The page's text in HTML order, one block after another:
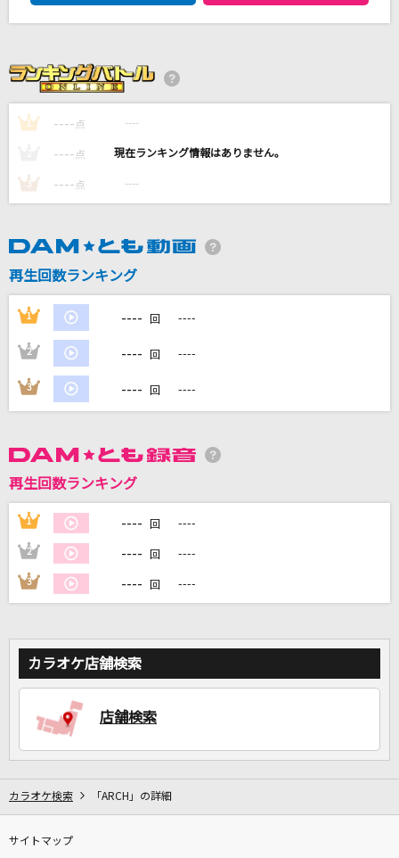
Mrs. GREEN APPLE
[生音]あばよ さよなら
flos
米津玄師
カラオケ最新情報をチェック！
1 ---- 点 ----
---- 点 ----
3 ---- 点 ----
再生回数ランキング
1 ---- 回 ----
2 ---- 回 ----
3 ---- 回 ----
再生回数ランキング
1 ---- 回 ----
2 ---- 回 ----
3 ---- 回 ----
カラオケ店舗検索
店舗検索
カラオケ検索 「ARCH」の詳細
サイトマップ